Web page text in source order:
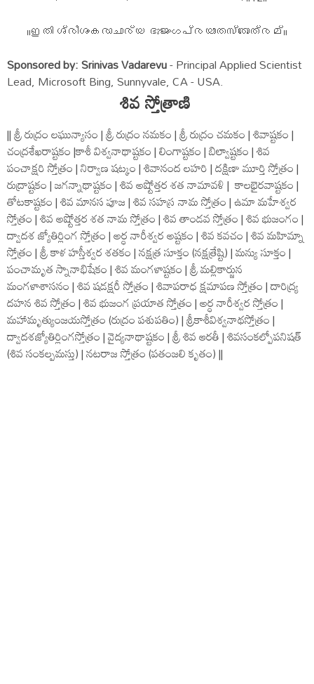
॥ഇതി ശ്രീശംകരാചാര്യ ഭുജംഗപ്രയാതസ്തോത്രമ്॥
Sponsored by: Srinivas Vadarevu- Principal Applied Scientist
Lead, Microsoft Bing, Sunnyvale, CA - USA.
శివ స్తోత్రాణి
|| శ్రీ రుద్రం లఘున్యాసం | శ్రీ రుద్రం నమకం | శ్రీ రుద్రం చమకం | శివాష్టకం |
చంద్రశేఖరాష్టకం |కాశీ విశ్వనాథాష్టకం | లింగాష్టకం | బిల్వాష్టకం | శివ
పంచాక్షరి స్తోత్రం | నిర్వాణ షట్కం | శివానంద లహరి | దక్షిణా మూర్తి స్తోత్రం |
రుద్రాష్టకం | జగన్నాథాష్టకం | శివ అష్టోత్తర శత నామావళి | కాలభైరవాష్టకం |
తోటకాష్టకం | శివ మానస పూజ | శివ సహస్ర నామ స్తోత్రం | ఉమా మహేశ్వర
స్తోత్రం | శివ అష్టోత్తర శత నామ స్తోత్రం | శివ తాండవ స్తోత్రం | శివ భుజంగం |
ద్వాదశ జ్యోతిర్లింగ స్తోత్రం | అర్ధ నారీశ్వర అష్టకం | శివ కవచం | శివ మహిమ్నా
స్తోత్రం | శ్రీ కాళ హస్తీశ్వర శతకం | నక్షత్ర సూక్తం (నక్షత్రేష్టి) | మన్యు సూక్తం |
పంచామృత స్నానాభిషేకం | శివ మంగళాష్టకం | శ్రీ మల్లికార్జున
మంగళాశాసనం | శివ షడక్షరీ స్తోత్రం | శివాపరాధ క్షమాపణ స్తోత్రం | దారిద్ర్య
దహన శివ స్తోత్రం | శివ భుజంగ ప్రయాత స్తోత్రం | అర్ధ నారీశ్వర స్తోత్రం |
మహామృత్యుంజయస్తోత్రం (రుద్రం పశుపతిం) | శ్రీకాశీవిశ్వనాథస్తోత్రం |
ద్వాదశజ్యోతిర్లింగస్తోత్రం | వైద్యనాథాష్టకం | శ్రీ శివ ఆరతీ | శివసంకల్పోపనిషత్
(శివ సంకల్పమస్తు) | నటరాజ స్తోత్రం (పతంజలి కృతం) ||